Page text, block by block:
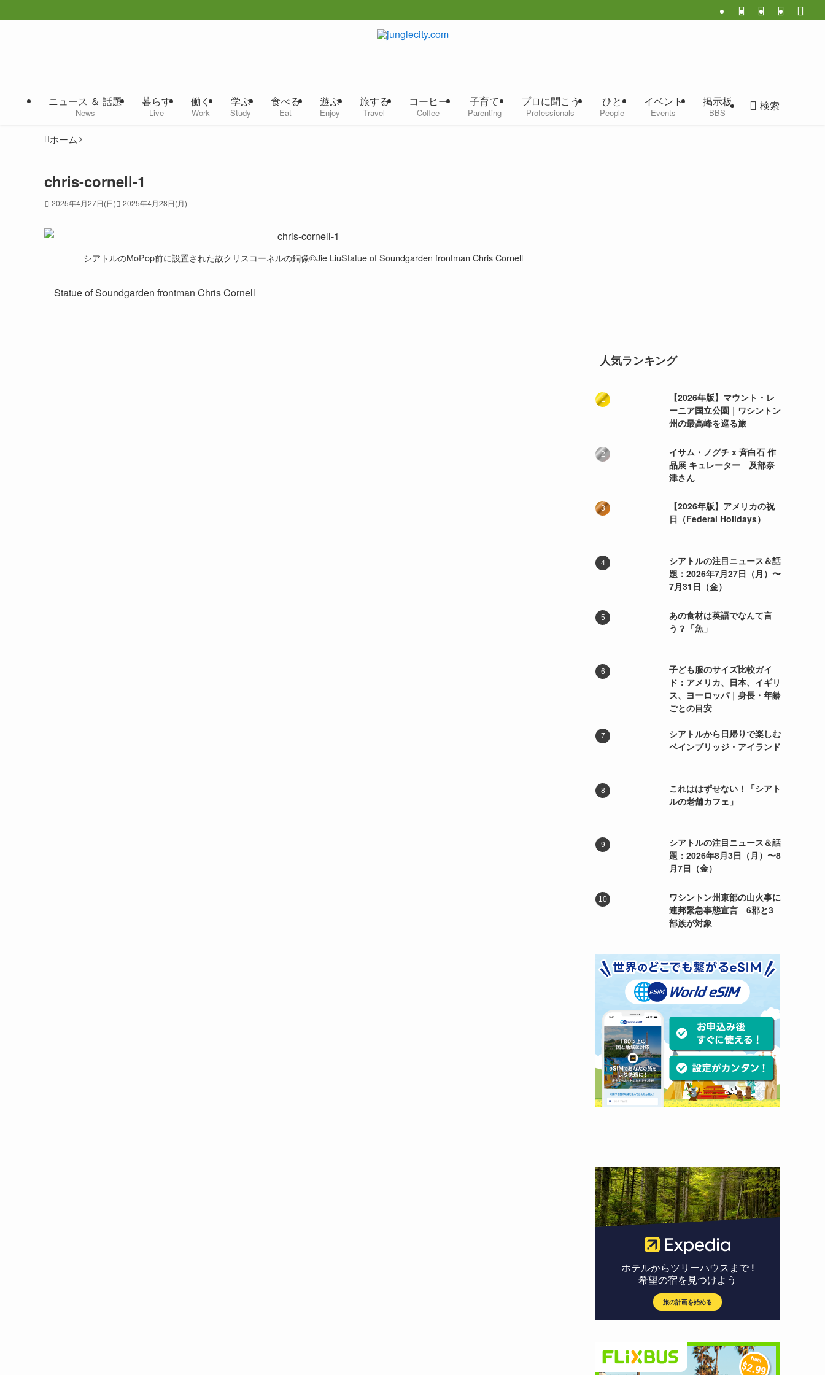
ニュース ＆ 話題
News
暮らす
Live
働く
Work
学ぶ
Study
食べる
Eat
遊ぶ
Enjoy
旅する
Travel
コーヒー
Coffee
子育て
Parenting
プロに聞こう
Professionals
ひと
People
イベント
Events
掲示板
BBS
検索
ホーム
chris-cornell-1
2025年4月27日(日) 2025年4月28日(月)
シアトルのMoPop前に設置された故クリスコーネルの銅像©︎Jie LiuStatue of Soundgarden frontman Chris Cornell
Statue of Soundgarden frontman Chris Cornell
人気ランキング
【2026年版】マウント・レ
ーニア国立公園｜ワシントン
州の最高峰を巡る旅
イサム・ノグチ x 斉白石 作
品展 キュレーター 及部奈
津さん
【2026年版】アメリカの祝
日（Federal Holidays）
シアトルの注目ニュース＆話
題：2026年7月27日（月）〜
7月31日（金）
あの食材は英語でなんて言
う？「魚」
子ども服のサイズ比較ガイ
ド：アメリカ、日本、イギリ
ス、ヨーロッパ｜身長・年齢
ごとの目安
シアトルから日帰りで楽しむ
ベインブリッジ・アイランド
これははずせない！「シアト
ルの老舗カフェ」
シアトルの注目ニュース＆話
題：2026年8月3日（月）〜8
月7日（金）
ワシントン州東部の山火事に
連邦緊急事態宣言 6郡と3
部族が対象